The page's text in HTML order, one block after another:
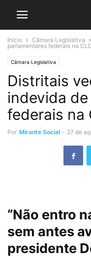
Início Câmara Legislativa
parlamentares federais na
Câmara Legislativa
Distritais
indevida
federais na
Por Mirante Social - 27 de
“Não entro
sem antes
presidente